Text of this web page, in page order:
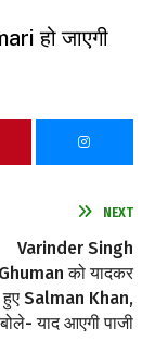
हो जाएगी
NEXT
Varinder Singh
Ghuman को यादकर
हुए Salman Khan,
बोले- याद आएगी पाजी